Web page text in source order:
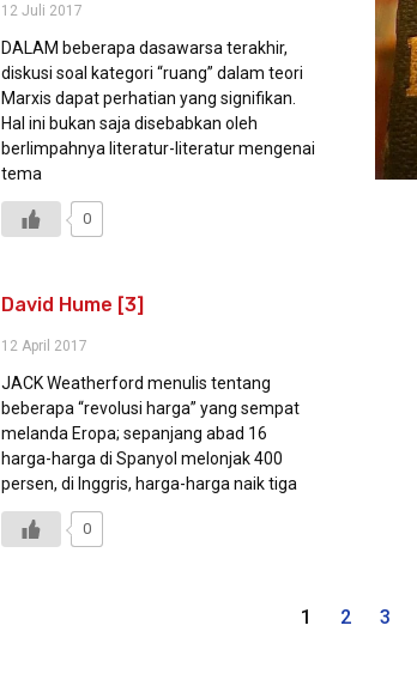
12 Juli 2017
DALAM beberapa dasawarsa terakhir,
diskusi soal kategori “ruang” dalam teori
Marxis dapat perhatian yang signifikan.
Hal ini bukan saja disebabkan oleh
berlimpahnya literatur-literatur mengenai
tema
0
David Hume [3]
12 April 2017
JACK Weatherford menulis tentang
beberapa “revolusi harga” yang sempat
melanda Eropa; sepanjang abad 16
harga-harga di Spanyol melonjak 400
persen, di Inggris, harga-harga naik tiga
0
1 2 3